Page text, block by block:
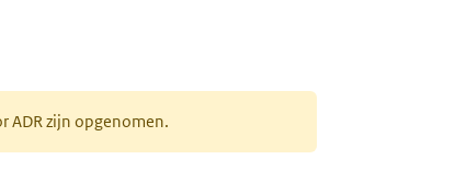
ADR zijn opgenomen.